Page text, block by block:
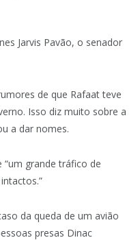
Jarvis Pavão, o senador
de que Rafaat teve
Isso diz muito sobre a
a dar nomes.
grande tráfico de
da queda de um avião
presas Dinac